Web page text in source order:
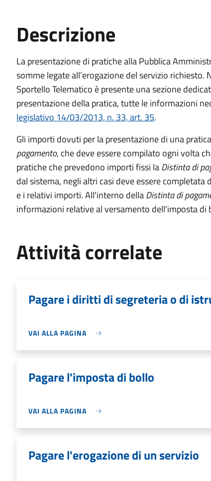
Descrizione
La presentazione di pratiche alla Pubblica
somme legate all’erogazione del servizio richiesto.
Sportello Telematico è presente una sezione
presentazione della pratica, tutte le informazioni
legislativo 14/03/2013, n. 33, art. 35.
Gli importi dovuti per la presentazione di una
pagamento, che deve essere compilato ogni volta
pratiche che prevedono importi fissi laDistinta di
dal sistema, negli altri casi deve essere
e i relativi importi.All'interno dellaDistinta di
informazioni relative al versamento dell'imposta di
Attività correlate
Pagare i diritti di segreteria o di
VAI ALLA PAGINA
Pagare l'imposta di bollo
VAI ALLA PAGINA
Pagare l'erogazione di un servizio